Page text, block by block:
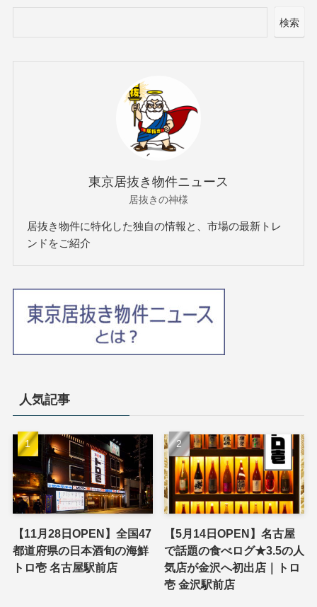
検索
東京居抜き物件ニュース
居抜きの神様
居抜き物件に特化した独自の情報と、市場の最新トレ
ンドをご紹介
人気記事
【11月28日OPEN】全国47
都道府県の日本酒旬の海鮮
トロ壱 名古屋駅前店
【5月14日OPEN】名古屋
で話題の食べログ★3.5の人
気店が金沢へ初出店｜トロ
壱 金沢駅前店